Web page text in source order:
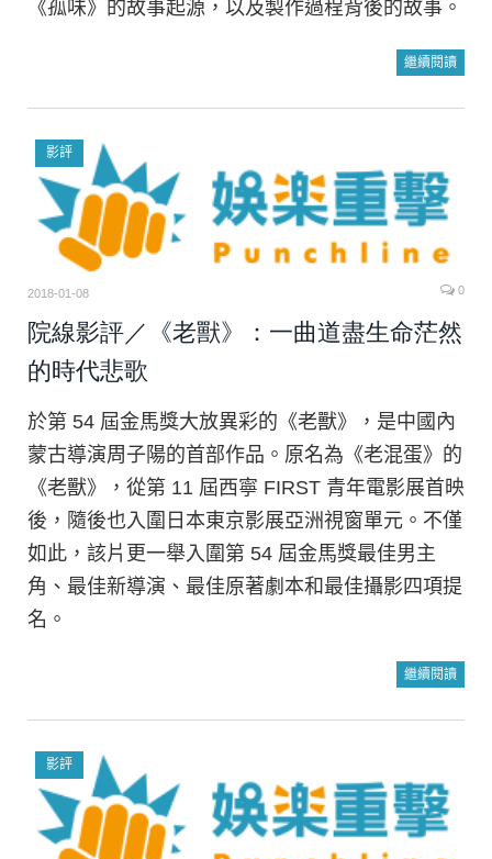
《孤味》的故事起源，以及製作過程背後的故事。
繼續閱讀
影評
2018-01-08 0
院線影評／《老獸》：一曲道盡生命茫然
的時代悲歌
於第 54 屆金馬獎大放異彩的《老獸》，是中國內
蒙古導演周子陽的首部作品。原名為《老混蛋》的
《老獸》，從第 11 屆西寧 FIRST 青年電影展首映
後，隨後也入圍日本東京影展亞洲視窗單元。不僅
如此，該片更一舉入圍第 54 屆金馬獎最佳男主
角、最佳新導演、最佳原著劇本和最佳攝影四項提
名。
繼續閱讀
影評